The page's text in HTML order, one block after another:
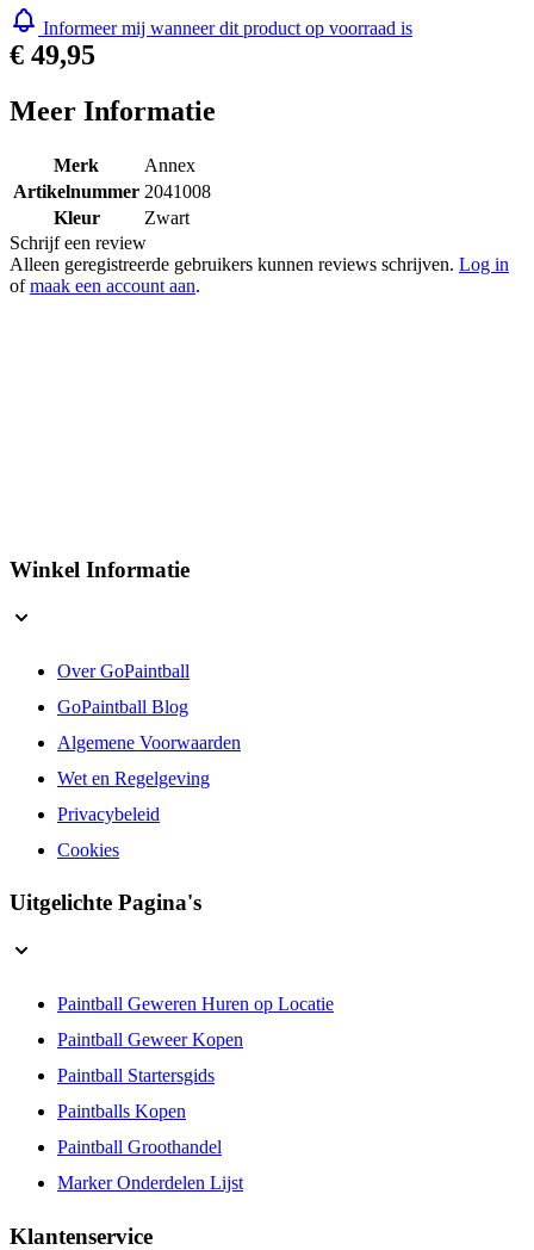
Informeer mij wanneer dit product op voorraad is
€ 49,95
Meer Informatie
Merk
Annex
Artikelnummer 2041008
Kleur
Zwart
Schrijf een review
Alleen geregistreerde gebruikers kunnen reviews schrijven. Log in
ofmaak een account aan.
Winkel Informatie
Over GoPaintball
GoPaintball Blog
Algemene Voorwaarden
Wet en Regelgeving
Privacybeleid
Cookies
Uitgelichte Pagina's
Paintball Geweren Huren op Locatie
Paintball Geweer Kopen
Paintball Startersgids
Paintballs Kopen
Paintball Groothandel
Marker Onderdelen Lijst
Klantenservice